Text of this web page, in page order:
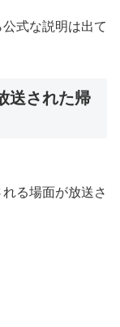
式な説明は出て
送された帰
る場面が放送さ